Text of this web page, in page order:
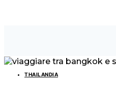
THAILANDIA